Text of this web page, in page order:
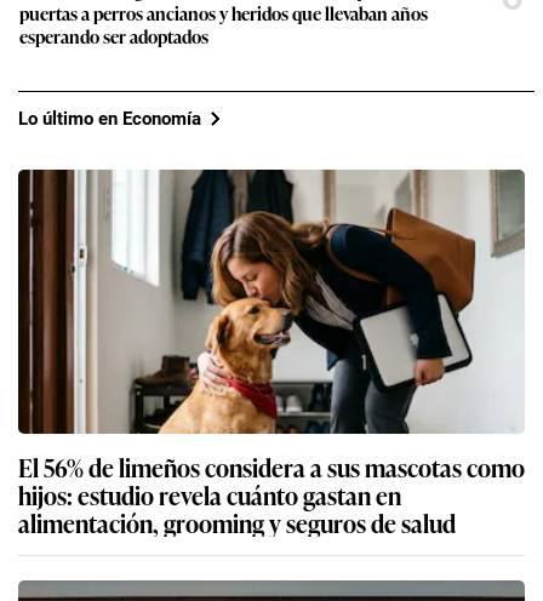
puertas a perros ancianos y heridos que llevaban años
esperando ser adoptados
Lo último en Economía
El 56% de limeños considera a sus mascotas como
hijos: estudio revela cuánto gastan en
alimentación, grooming y seguros de salud